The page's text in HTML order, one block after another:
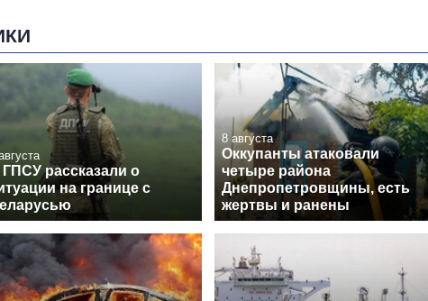
ГПСУ рассказали о
на границе с
8 августа
Оккупанты атаковали
четыре района
Днепропетровщины, есть
жертвы и ранены